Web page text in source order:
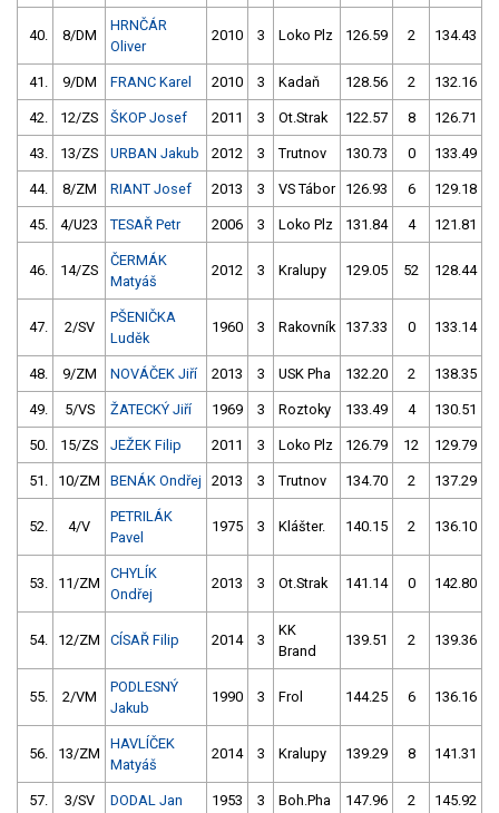
40. 8/DM
HRNČÁR
Oliver
2010 3 Loko Plz 126.59 2 134.43
41. 9/DM FRANC Karel 2010 3 Kadaň 128.56 2 132.16
42. 12/ZS ŠKOP Josef 2011 3 Ot.Strak 122.57 8 126.71
43. 13/ZS URBAN Jakub 2012 3 Trutnov 130.73 0 133.49
44. 8/ZM RIANT Josef 2013 3 VS Tábor 126.93 6 129.18
45. 4/U23 TESAŘ Petr 2006 3 Loko Plz 131.84 4 121.81
46. 14/ZS
ČERMÁK
Matyáš
2012 3 Kralupy 129.05 52 128.44
47. 2/SV
PŠENIČKA
Luděk
1960 3 Rakovník 137.33 0 133.14
48. 9/ZM NOVÁČEK Jiří 2013 3 USK Pha 132.20 2 138.35
49. 5/VS ŽATECKÝ Jiří 1969 3 Roztoky 133.49 4 130.51
50. 15/ZS JEŽEK Filip 2011 3 Loko Plz 126.79 12 129.79
51. 10/ZM BENÁK Ondřej 2013 3 Trutnov 134.70 2 137.29
52. 4/V
PETRILÁK
Pavel
1975 3 Klášter. 140.15 2 136.10
53. 11/ZM
CHYLÍK
Ondřej
2013 3 Ot.Strak 141.14 0 142.80
54. 12/ZM CÍSAŘ Filip 2014 3
KK
Brand
139.51 2 139.36
55. 2/VM
PODLESNÝ
Jakub
1990 3 Frol 144.25 6 136.16
56. 13/ZM
HAVLÍČEK
Matyáš
2014 3 Kralupy 139.29 8 141.31
57. 3/SV DODAL Jan 1953 3 Boh.Pha 147.96 2 145.92